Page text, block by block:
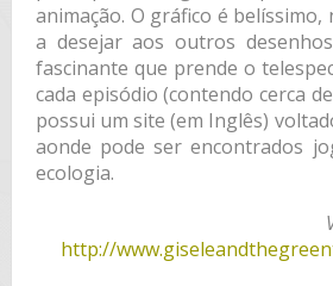
animação. O gráfico é belíssimo,
a desejar aos outros
fascinante que prende o
cada episódio (contendo cerca
possui um site (em Inglês)
aonde pode ser encontrados
ecologia.
http://